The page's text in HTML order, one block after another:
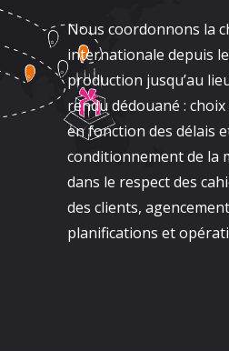
Nous coordonnons la
internationale depuis
production jusqu’au
rendu dédouané :
en fonction des délais
conditionnement de la
dans le respect des
des clients,
planifications et